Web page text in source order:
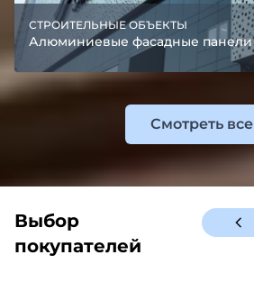
СТРОИТЕЛЬНЫЕ ОБЪЕКТЫ
Алюминиевые фасадные панели
Смотреть все
Выбор
покупателей